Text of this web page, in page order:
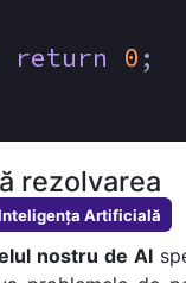
return 0 ;
rezolvarea
Artificială
nostru de AI